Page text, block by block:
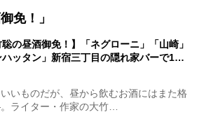
免！」
聡の昼酒御免！】「ネグローニ」「山崎」
ハッタン」新宿三丁目の隠れ家バーで1…
いものだが、昼から飲むお酒にはまた格
ライター・作家の大竹…